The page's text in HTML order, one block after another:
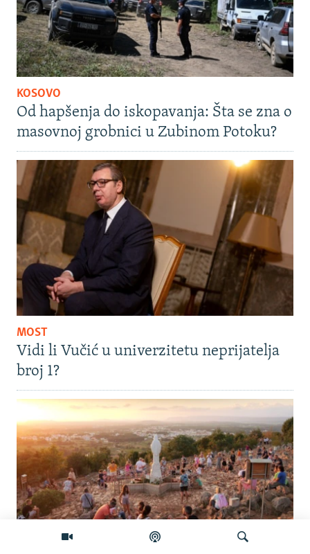
KOSOVO
Od hapšenja do iskopavanja: Šta se zna o
masovnoj grobnici u Zubinom Potoku?
MOST
Vidi li Vučić u univerzitetu neprijatelja
broj 1?